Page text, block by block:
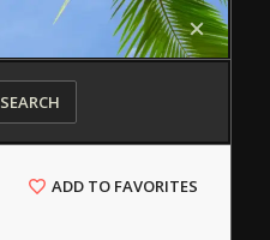
SEARCH
ADD TO FAVORITES